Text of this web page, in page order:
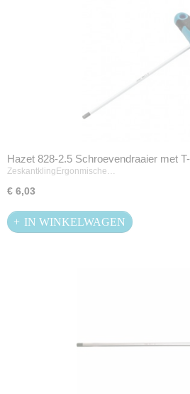
Hazet 828-2.5 Schroevendraaier met
ZeskantklingErgonmische…
€ 6,03
IN WINKELWAGEN